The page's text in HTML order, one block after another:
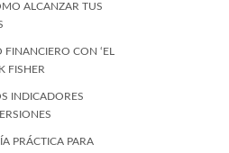
ALCANZAR TUS
CON ‘EL
FISHER
INDICADORES
PRÁCTICA PARA